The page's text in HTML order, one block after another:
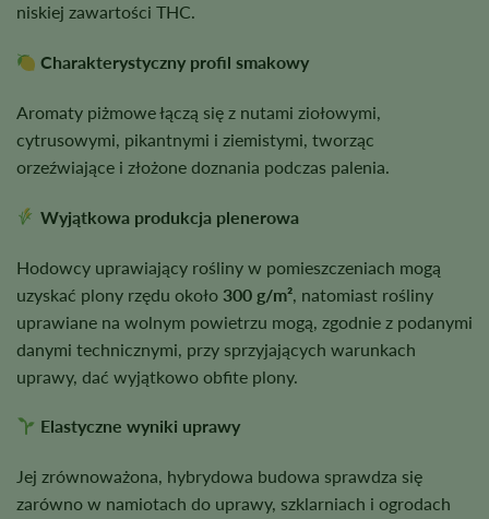
niskiej zawartości THC.
Charakterystyczny profil smakowy
Aromaty piżmowe łączą się z nutami ziołowymi,
cytrusowymi, pikantnymi i ziemistymi, tworząc
orzeźwiające i złożone doznania podczas palenia.
Wyjątkowa produkcja plenerowa
Hodowcy uprawiający rośliny w pomieszczeniach mogą
uzyskać plony rzędu około 300 g/m² , natomiast rośliny
uprawiane na wolnym powietrzu mogą, zgodnie z podanymi
danymi technicznymi, przy sprzyjających warunkach
uprawy, dać wyjątkowo obfite plony.
Elastyczne wyniki uprawy
Jej zrównoważona, hybrydowa budowa sprawdza się
zarówno w namiotach do uprawy, szklarniach i ogrodach